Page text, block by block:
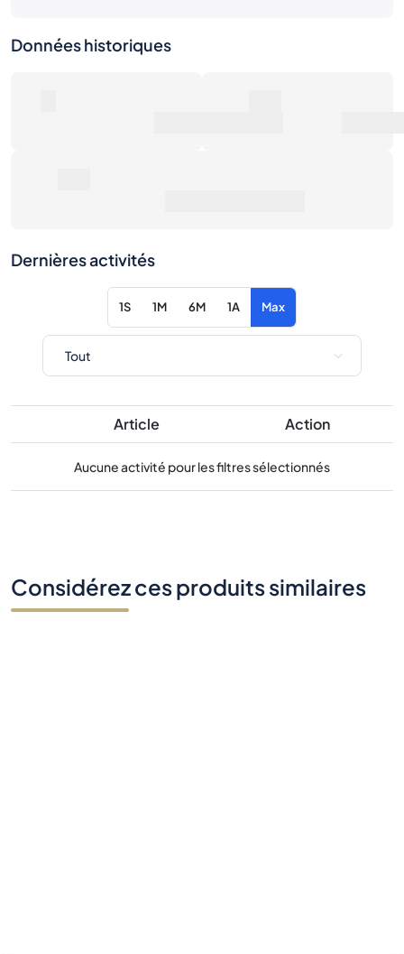
Données historiques
Dernières activités
1S 1M 6M 1A Max
Article Action
Aucune activité pour les filtres sélectionnés
Considérez ces produits similaires